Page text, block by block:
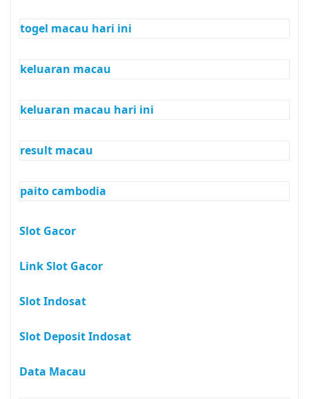
togel macau hari ini
keluaran macau
keluaran macau hari ini
result macau
paito cambodia
Slot Gacor
Link Slot Gacor
Slot Indosat
Slot Deposit Indosat
Data Macau